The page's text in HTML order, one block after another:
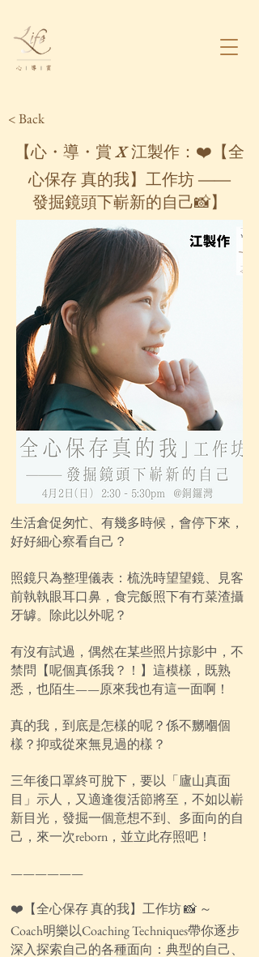
< Back
【心・導・賞 X 江製作：❤️【全
心保存 真的我】工作坊 ——
發掘鏡頭下嶄新的自己📸】
生活倉促匆忙、有幾多時候，會停下來，
好好細心察看自己？
照鏡只為整理儀表：梳洗時望望鏡、見客
前執執眼耳口鼻，食完飯照下有冇菜渣攝
牙罅。除此以外呢？
有沒有試過，偶然在某些照片掠影中，不
禁問【呢個真係我？！】這模樣，既熟
悉，也陌生——原來我也有這一面啊！
真的我，到底是怎樣的呢？係不嬲嗰個
樣？抑或從來無見過的樣？
三年後口罩終可脫下，要以「廬山真面
目」示人，又適逢復活節將至，不如以嶄
新目光，發掘一個意想不到、多面向的自
己，來一次reborn，並立此存照吧！
——————
❤️【全心保存 真的我】工作坊 📸 ～
Coach明樂以Coaching Techniques帶你逐步
深入探索自己的各種面向：典型的自己、